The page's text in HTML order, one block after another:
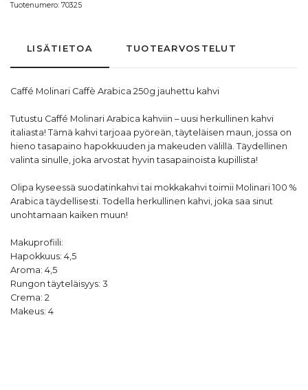
Tuotenumero: 70325
LISÄTIETOA TUOTEARVOSTELUT
Caffé Molinari Caffè Arabica 250g jauhettu kahvi
Tutustu Caffé Molinari Arabica kahviin – uusi herkullinen kahvi
italiasta! Tämä kahvi tarjoaa pyöreän, täyteläisen maun, jossa on
hieno tasapaino hapokkuuden ja makeuden välillä. Täydellinen
valinta sinulle, joka arvostat hyvin tasapainoista kupillista!
Olipa kyseessä suodatinkahvitai mokkakahvitoimii Molinari 100 %
Arabica täydellisesti. Todella herkullinen kahvi, joka saa sinut
unohtamaan kaiken muun!
Makuprofiili:
Hapokkuus: 4,5
Aroma: 4,5
Rungon täyteläisyys: 3
Crema: 2
Makeus: 4